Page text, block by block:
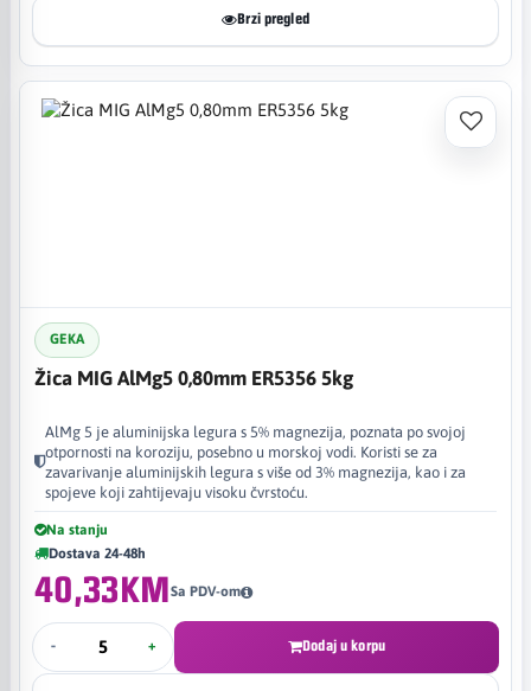
Brzi pregled
GEKA
Žica MIG AlMg5 0,80mm ER5356 5kg
AlMg 5 je aluminijska legura s 5% magnezija, poznata po svojoj
otpornosti na koroziju, posebno u morskoj vodi. Koristi se za
zavarivanje aluminijskih legura s više od 3% magnezija, kao i za
spojeve koji zahtijevaju visoku čvrstoću.
Na stanju
Dostava 24-48h
40,33KMSa PDV-om
- + Dodaj u korpu